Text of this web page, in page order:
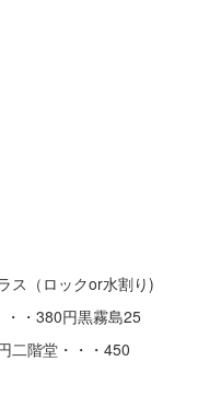
ス（ロックor水割り)
・380円黒霧島25
二階堂・・・450